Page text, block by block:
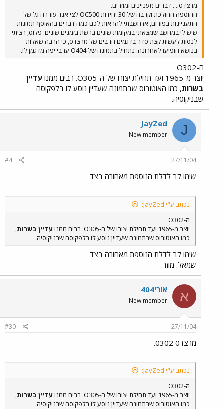
מרצדס.... דברים מעניינים ומוזרים.
ההוספה ההולכת וקרבה של 30 יחידות OC500 לצי אגד עוררה גל של
התעניינות בפורום, אז חשבתי להראות לכם כמה דברים בהאוסף תמונות
שיש לי במחשב שמצאתי במקומות שונים ברשת בזמנים שונים. פלוס, רציתי
לנסות לעשות קצת סדר בדגמים הרבים של מרצדס, כי הרבה שאלות
בנושא הופיעו לאחרונה. נתחיל בתמונה של O404 ערבי יפה מדגמן לו.
ה-O302
יוצר מ-1965 ועד תחילת יצורו של ה-O305. רבים ממנו
עדיין
בשרות, כמו האוטובוס שבתמונה שעדיין נוסע לו בלפקוסה
שבניקוסיה.
J
JayZed
New member
27/11/04
#4
שימו לב לדלת הנוספת מאחורה בצד
נכתב ע"י JayZed:
ה-O302
יוצר מ-1965 ועד תחילת יצורו של ה-O305. רבים ממנו
עדיין בשרות
כמו האוטובוס שבתמונה שעדיין נוסע לו בלפקוסה שבניקוסיה.
שימו לב לדלת הנוספת מאחורה בצד
שמאל. מוזר.
א אורי404
New member
27/11/04
#30
מרצדס 0302.
נכתב ע"י JayZed:
ה-O302
יוצר מ-1965 ועד תחילת יצורו של ה-O305. רבים ממנו
עדיין בשרות,
כמו האוטובוס שבתמונה שעדיין נוסע לו בלפקוסה שבניקוסיה.